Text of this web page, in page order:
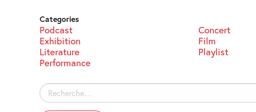
Categories
Podcast Concert
Exhibition
Film
Literature
Playlist
Performance
Rechercher :